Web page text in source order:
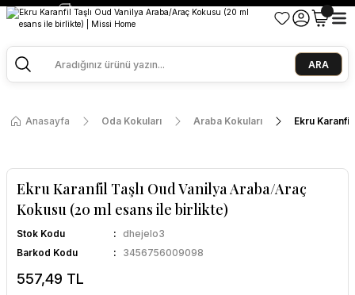
2500 TL ve Üzeri Alışverişlerde Kargo Bedava!
Missi Kokularda 3 Al 2 Öde
ARA
Anasayfa Oda Kokuları Araba Kokuları Ekru
Ekru Karanfil Taşlı Oud Vanilya Araba/Araç
Kokusu (20 ml esans ile birlikte)
Stok Kodu
dhejelo3
Barkod Kodu
3456756009098
557,49 TL